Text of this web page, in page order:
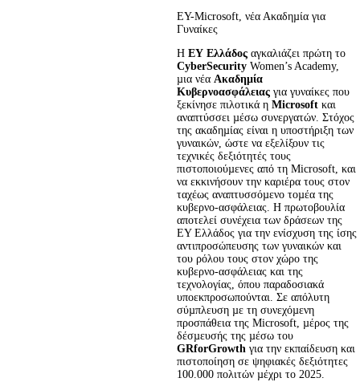
EY-Microsoft, νέα Ακαδηµία για
Γυναίκες
Η ΕΥ Ελλάδος αγκαλιάζει πρώτη το
CyberSecurity Women’s Academy,
µια νέα Ακαδηµία
Κυβερνοασφάλειας για γυναίκες που
ξεκίνησε πιλοτικά η Microsoft και
αναπτύσσει µέσω συνεργατών. Στόχος
της ακαδηµίας είναι η υποστήριξη των
γυναικών, ώστε να εξελίξουν τις
τεχνικές δεξιότητές τους
πιστοποιούµενες από τη Microsoft, και
να εκκινήσουν την καριέρα τους στον
ταχέως αναπτυσσόµενο τοµέα της
κυβερνο-ασφάλειας. Η πρωτοβουλία
αποτελεί συνέχεια των δράσεων της
ΕΥ Ελλάδος για την ενίσχυση της ίσης
αντιπροσώπευσης των γυναικών και
του ρόλου τους στον χώρο της
κυβερνο-ασφάλειας και της
τεχνολογίας, όπου παραδοσιακά
υποεκπροσωπούνται. Σε απόλυτη
σύµπλευση µε τη συνεχόµενη
προσπάθεια της Microsoft, µέρος της
δέσµευσής της µέσω του
GRforGrowth για την εκπαίδευση και
πιστοποίηση σε ψηφιακές δεξιότητες
100.000 πολιτών µέχρι το 2025.